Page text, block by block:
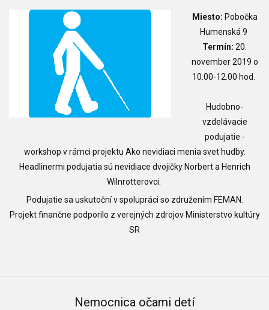
Miesto: Pobočka
Humenská 9
Termín: 20.
november 2019 o
10.00-12.00 hod.
Hudobno-
vzdelávacie
podujatie -
workshop v rámci projektu Ako nevidiaci menia svet hudby.
Headlinermi podujatia sú nevidiace dvojičky Norbert a Henrich
Wilnrotterovci.
Podujatie sa uskutoční v spolupráci so združením FEMAN.
Projekt finančne podporilo z verejných zdrojov Ministerstvo kultúry
SR
Nemocnica očami detí